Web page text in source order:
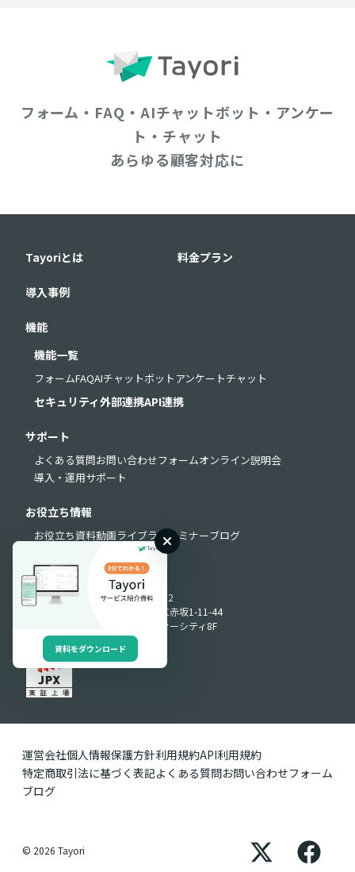
フォーム・FAQ・AIチャットボット・アンケー
ト・チャット
あらゆる顧客対応に
Tayoriとは 料金プラン
導入事例
機能
機能一覧
フォームFAQAIチャットボットアンケートチャット
セキュリティ外部連携API連携
サポート
よくある質問お問い合わせフォームオンライン説明会
導入・運用サポート
お役立ち情報
お役立ち資料動画ライブラリセミナーブログ
Produced by
〒107-0052
東京都港区赤坂1-11-44
赤坂インターシティ8F
運営会社個人情報保護方針利用規約API利用規約
特定商取引法に基づく表記よくある質問お問い合わせフォーム
ブログ
© 2026 Tayori
資料をダウンロード